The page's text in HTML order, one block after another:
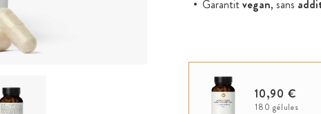
Garantitvegan, sans
10,90 €
180 gélules